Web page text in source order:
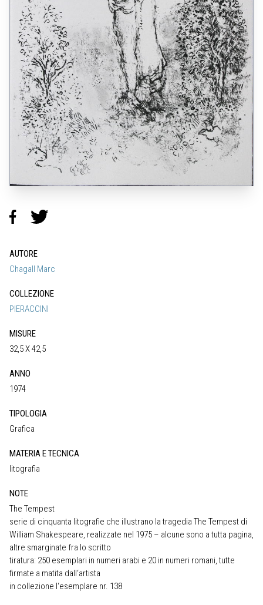
AUTORE
Chagall Marc
COLLEZIONE
PIERACCINI
MISURE
32,5 X 42,5
ANNO
1974
TIPOLOGIA
Grafica
MATERIA E TECNICA
litografia
NOTE
The Tempest
serie di cinquanta litografie che illustrano la tragedia The Tempest di
William Shakespeare, realizzate nel 1975 – alcune sono a tutta pagina,
altre smarginate fra lo scritto
tiratura: 250 esemplari in numeri arabi e 20 in numeri romani, tutte
firmate a matita dall‘artista
in collezione l‘esemplare nr. 138